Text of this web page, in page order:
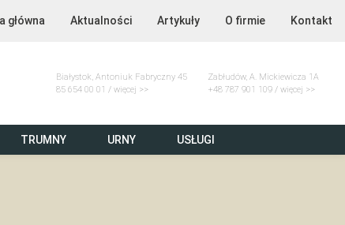
główna Aktualności Artykuły O firmie Kontakt
Białystok, Antoniuk Fabryczny 45
85 654 00 01 / więcej >>
Zabłudów, A. Mickiewicza 1A
+48 787 901 109 / więcej >>
TRUMNY URNY USŁUGI